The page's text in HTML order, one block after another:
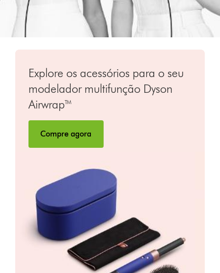
Explore os acessórios para o seu
modelador multifunção Dyson
Airwrap™
Compre agora